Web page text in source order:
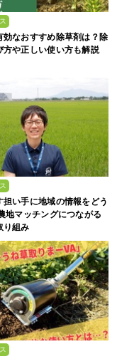
効なおすすめ除草剤は？除
方や正しい使い方も解説
担い手に地域の情報をどう
地マッチングにつながる
り組み